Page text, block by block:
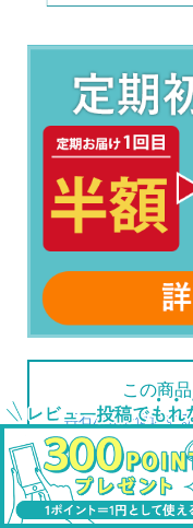
この商
再石灰化を促進す
アパタイト
歯の健康に大切な
天然ハイドロキシ